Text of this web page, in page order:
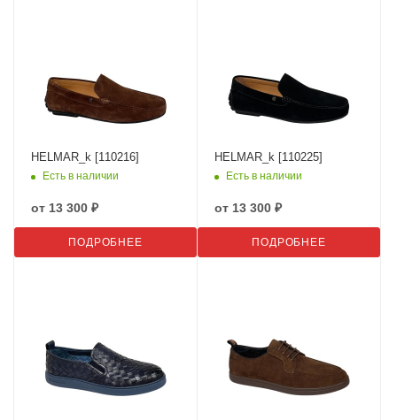
HELMAR_k [110216]
Есть в наличии
от 13 300 ₽
ПОДРОБНЕЕ
HELMAR_k [110225]
Есть в наличии
от 13 300 ₽
ПОДРОБНЕЕ